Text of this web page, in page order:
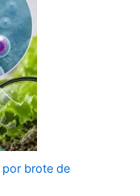
brote de